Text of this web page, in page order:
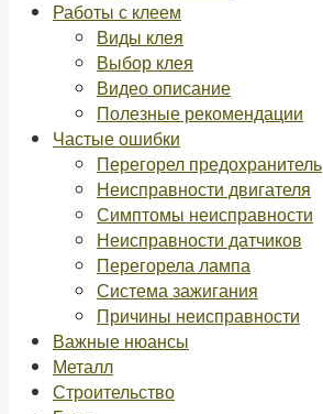
Работы с клеем
Виды клея
Выбор клея
Видео описание
Полезные рекомендации
Частые ошибки
Перегорел предохранитель
Неисправности двигателя
Симптомы неисправности
Неисправности датчиков
Перегорела лампа
Система зажигания
Причины неисправности
Важные нюансы
Металл
Строительство